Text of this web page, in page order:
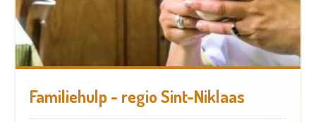
Familiehulp - regio Sint-Niklaas